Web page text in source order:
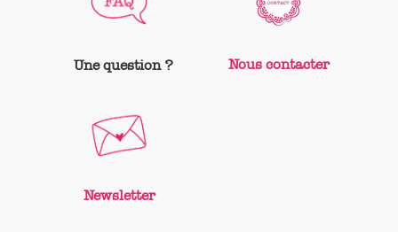
Une question ? Nous contacter
Newsletter